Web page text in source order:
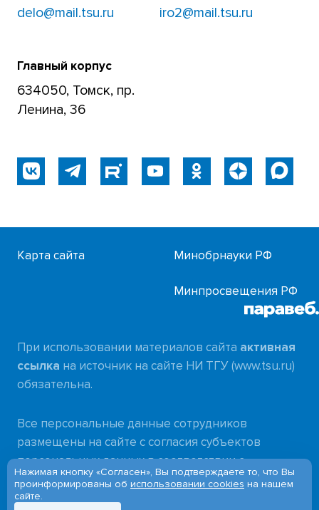
delo@mail.tsu.ru
iro2@mail.tsu.ru
Главный корпус
634050, Томск, пр.
Ленина, 36
Карта сайта Минобрнауки РФ
Минпросвещения РФ
При использовании материалов сайта активная
ссылка на источник на сайте НИ ТГУ (www.tsu.ru)
обязательна.
Все персональные данные сотрудников
размещены на сайте с согласия субъектов
персональных данных в соответствии с
требованиями
Федерального закона от 27.07.2006 № 152-ФЗ
Нажимая кнопку «Согласен», Вы подтверждаете то, что Вы
проинформированы об использовании cookies на нашем
сайте.